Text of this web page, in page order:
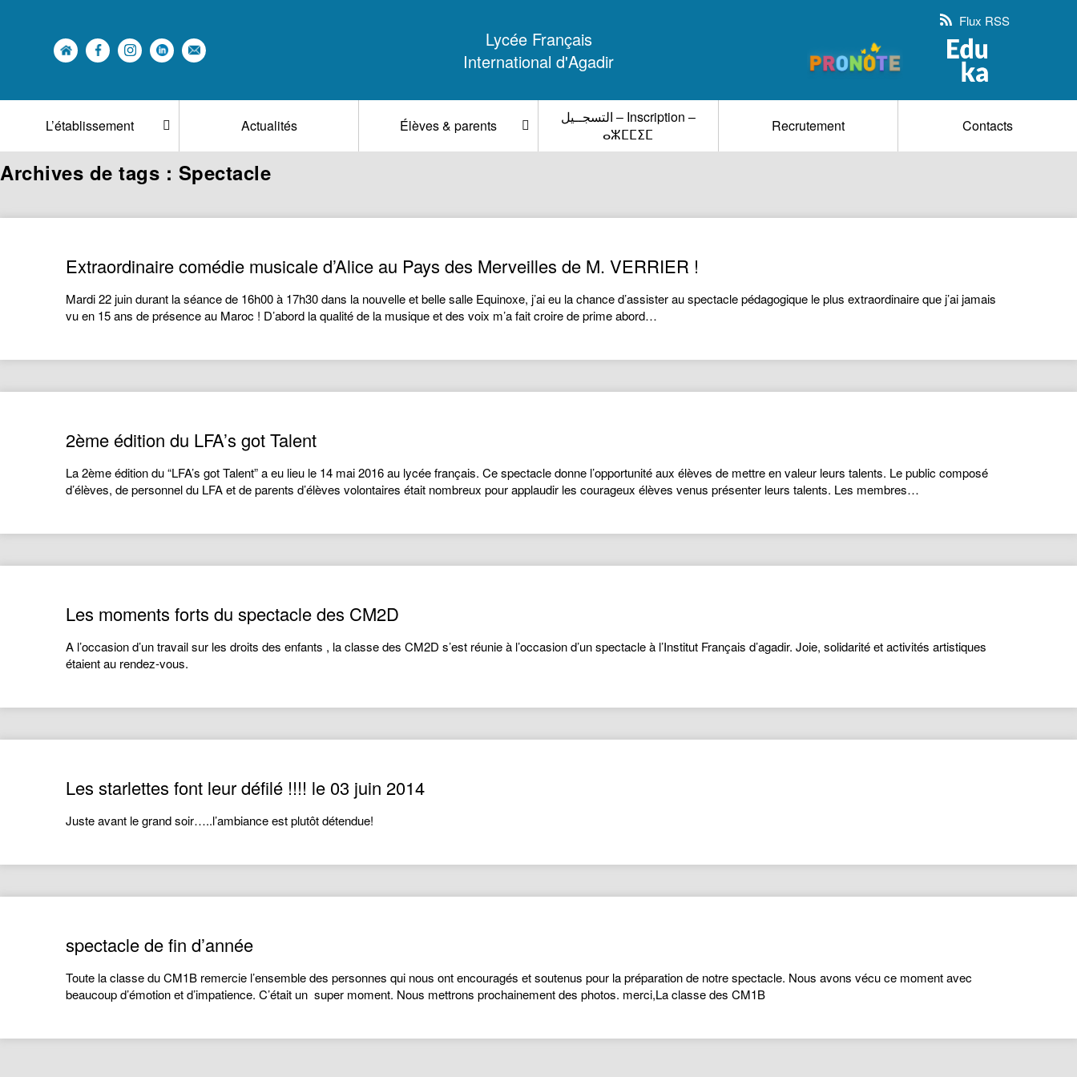
Lycée Français
International d'Agadir
Flux RSS
L’établissement Actualités Élèves & parents
التسجــيل – Inscription –
ⴰⵣⵎⵎⵉⵎ
Recrutement Contacts
Archives de tags : Spectacle
Extraordinaire comédie musicale d’Alice au Pays des Merveilles de M. VERRIER !
Mardi 22 juin durant la séance de 16h00 à 17h30 dans la nouvelle et belle salle Equinoxe, j’ai eu la chance d’assister au spectacle pédagogique le plus extraordinaire que j’ai jamais
vu en 15 ans de présence au Maroc ! D’abord la qualité de la musique et des voix m’a fait croire de prime abord…
2ème édition du LFA’s got Talent
La 2ème édition du “LFA’s got Talent” a eu lieu le 14 mai 2016 au lycée français. Ce spectacle donne l’opportunité aux élèves de mettre en valeur leurs talents. Le public composé
d’élèves, de personnel du LFA et de parents d’élèves volontaires était nombreux pour applaudir les courageux élèves venus présenter leurs talents. Les membres…
Les moments forts du spectacle des CM2D
A l’occasion d’un travail sur les droits des enfants , la classe des CM2D s’est réunie à l’occasion d’un spectacle à l’Institut Français d’agadir. Joie, solidarité et activités artistiques
étaient au rendez-vous.
Les starlettes font leur défilé !!!! le 03 juin 2014
Juste avant le grand soir…..l’ambiance est plutôt détendue!
spectacle de fin d’année
Toute la classe du CM1B remercie l’ensemble des personnes qui nous ont encouragés et soutenus pour la préparation de notre spectacle. Nous avons vécu ce moment avec
beaucoup d’émotion et d’impatience. C’était un super moment. Nous mettrons prochainement des photos. merci,La classe des CM1B